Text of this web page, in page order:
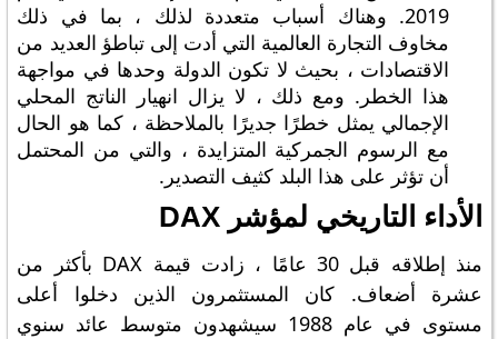
2019. وهناك أسباب متعددة لذلك ، بما في ذلك
مخاوف التجارة العالمية التي أدت إلى تباطؤ العديد من
الاقتصادات ، بحيث لا تكون الدولة وحدها في مواجهة
هذا الخطر. ومع ذلك ، لا يزال انهيار الناتج المحلي
الإجمالي يمثل خطرًا جديرًا بالملاحظة ، كما هو الحال
مع الرسوم الجمركية المتزايدة ، والتي من المحتمل
أن تؤثر على هذا البلد كثيف التصدير.
الأداء التاريخي لمؤشر DAX
منذ إطلاقه قبل 30 عامًا ، زادت قيمة DAX بأكثر من
عشرة أضعاف. كان المستثمرون الذين دخلوا أعلى
مستوى في عام 1988 سيشهدون متوسط ​​عائد سنوي